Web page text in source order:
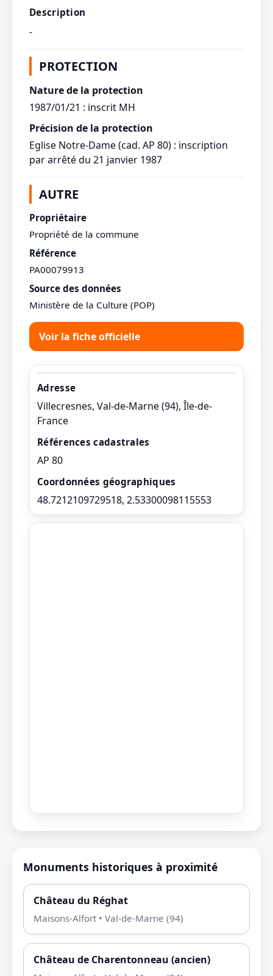
Description
-
PROTECTION
Nature de la protection
1987/01/21 : inscrit MH
Précision de la protection
Eglise Notre-Dame (cad. AP 80) : inscription
par arrêté du 21 janvier 1987
AUTRE
Propriétaire
Propriété de la commune
Référence
PA00079913
Source des données
Ministère de la Culture (POP)
Voir la fiche officielle
Adresse
Villecresnes, Val-de-Marne (94), Île-de-
France
Références cadastrales
AP 80
Coordonnées géographiques
48.7212109729518, 2.53300098115553
Monuments historiques à proximité
Château du Réghat
Maisons-Alfort • Val-de-Marne (94)
Château de Charentonneau (ancien)